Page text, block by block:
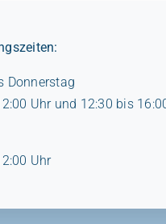
Donnerstag
Uhr und 12:30 bis
Uhr